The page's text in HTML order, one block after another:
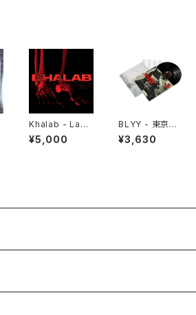
Khalab - Laye
rs "LP"
¥5,000
BLYY - 東京無
宿 "12"
¥3,630